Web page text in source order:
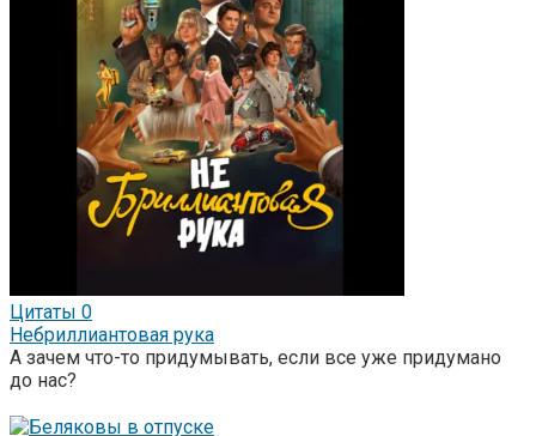
Цитаты 0
Небриллиантовая рука
А зачем что-то придумывать, если все уже придумано
до нас?